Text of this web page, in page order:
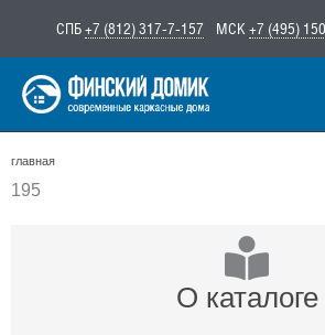
содержимому
СПБ+7 (812) 317-7-157 МСК +7 (495)
главная
195
О каталоге